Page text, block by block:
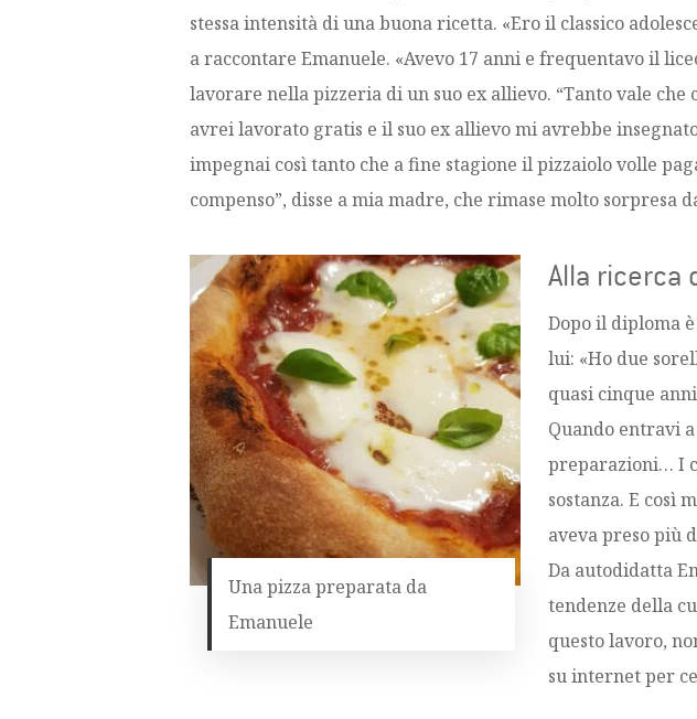
stessa intensità di una buona ricetta. «Ero il classico
a raccontare Emanuele. «Avevo 17 anni e frequentavo il
lavorare nella pizzeria di un suo ex allievo. “Tanto vale
avrei lavorato gratis e il suo ex allievo mi avrebbe
impegnai così tanto che a fine stagione il pizzaiolo volle
compenso”, disse a mia madre, che rimase molto sorpresa
Una pizza preparata da
Emanuele
Alla ricerca
Dopo il diploma
lui: «Ho due
quasi cinque
Quando entravi
preparazioni… I
sostanza. E così
aveva preso più
Da autodidatta
tendenze della
questo lavoro,
su internet per